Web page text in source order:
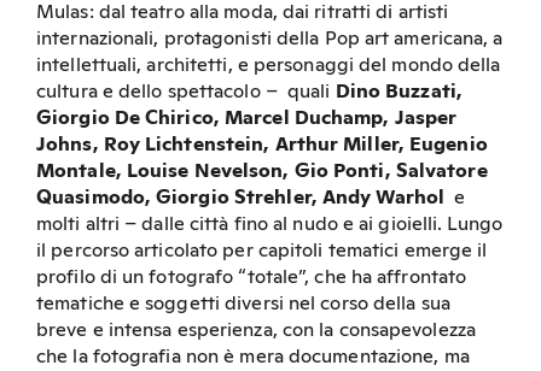
Mulas: dal teatro alla moda, dai ritratti di artisti
internazionali, protagonisti della Pop art americana, a
intellettuali, architetti, e personaggi del mondo della
cultura e dello spettacolo – quali Dino Buzzati,
Giorgio De Chirico, Marcel Duchamp, Jasper
Johns, Roy Lichtenstein, Arthur Miller, Eugenio
Montale, Louise Nevelson, Gio Ponti, Salvatore
Quasimodo, Giorgio Strehler, Andy Warhol
e
molti altri – dalle città fino al nudo e ai gioielli. Lungo
il percorso articolato per capitoli tematici emerge il
profilo di un fotografo “totale”, che ha affrontato
tematiche e soggetti diversi nel corso della sua
breve e intensa esperienza, con la consapevolezza
che la fotografia non è mera documentazione, ma